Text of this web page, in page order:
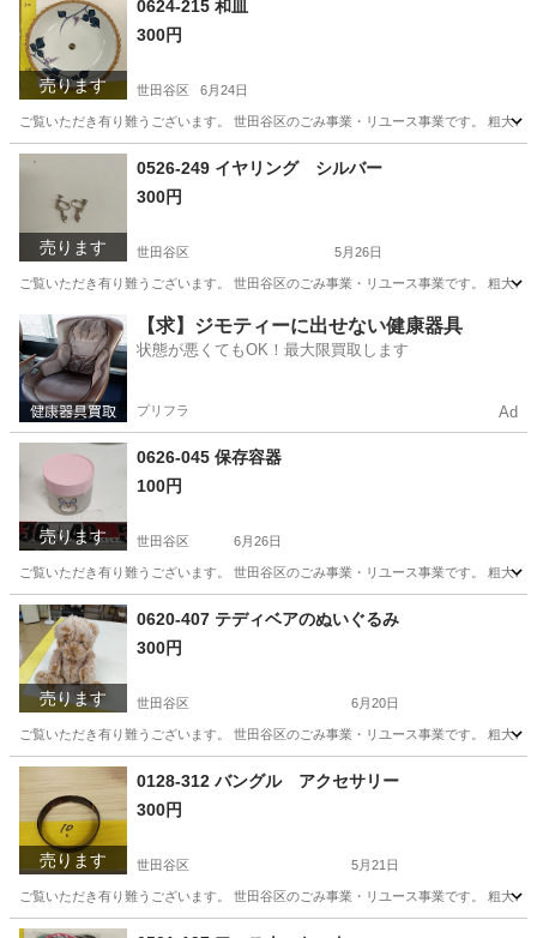
売ります
0624-215 和皿
300円
世田谷区 6月24日
ご覧いただき有り難うございます。 世⽥⾕区のごみ事業・リユース事業です。 粗
東京 世田谷区 リユース
売ります
0526-249 イヤリング シルバー
300円
世田谷区 5月26日
ご覧いただき有り難うございます。 世⽥⾕区のごみ事業・リユース事業です。 粗
東京 世田谷区 アクセサリー リユース
【求】ジモティーに出せない健康器具
状態が悪くてもOK！最大限買取します
プリフラ Ad
売ります
0626-045 保存容器
100円
世田谷区 6月26日
ご覧いただき有り難うございます。 世⽥⾕区のごみ事業・リユース事業です。 粗
東京 世田谷区 リユース
売ります
0620-407 テディベアのぬいぐるみ
300円
世田谷区 6月20日
ご覧いただき有り難うございます。 世⽥⾕区のごみ事業・リユース事業です。 粗
東京 世田谷区 リユース
売ります
0128-312 バングル アクセサリー
300円
世田谷区 5月21日
ご覧いただき有り難うございます。 世⽥⾕区のごみ事業・リユース事業です。 粗
東京 世田谷区 リユース